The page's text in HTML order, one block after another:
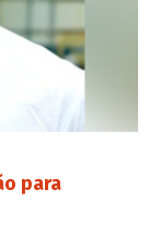
para